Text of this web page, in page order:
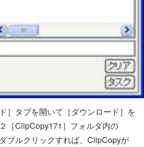
］タブを開いて［ダウンロード］を
［ClipCopy171］フォルダ内の
ブルクリックすれば、ClipCopyが